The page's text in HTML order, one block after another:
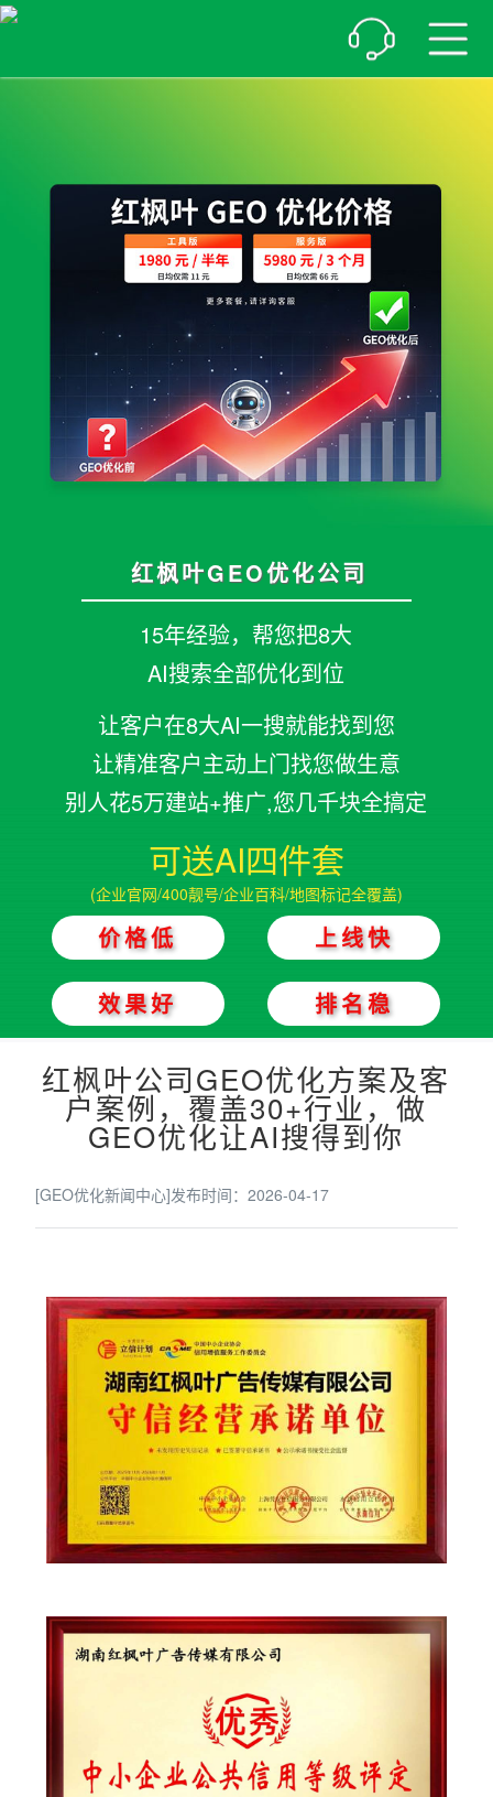
红枫叶GEO优化公司
15年经验，帮您把8大
AI搜索全部优化到位
让客户在8大AI一搜就能找到您
让精准客户主动上门找您做生意
别人花5万建站+推广,您几千块全搞定
可送AI四件套
(企业官网/400靓号/企业百科/地图标记全覆盖)
价格低 上线快
效果好 排名稳
红枫叶公司GEO优化方案及客
户案例，覆盖30+行业，做
GEO优化让AI搜得到你
[GEO优化新闻中心]发布时间：2026-04-17